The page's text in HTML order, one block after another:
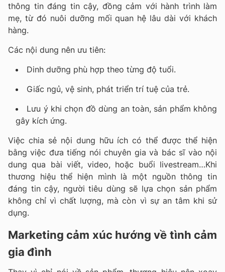
thông tin đáng tin cậy, đồng cảm với hành trình làm
mẹ, từ đó nuôi dưỡng mối quan hệ lâu dài với khách
hàng.
Các nội dung nên ưu tiên:
Dinh dưỡng phù hợp theo từng độ tuổi.
Giấc ngủ, vệ sinh, phát triển trí tuệ của trẻ.
Lưu ý khi chọn đồ dùng an toàn, sản phẩm không
gây kích ứng.
Việc chia sẻ nội dung hữu ích có thể được thể hiện
bằng việc đưa tiếng nói chuyên gia và bác sĩ vào nội
dung qua bài viết, video, hoặc buổi livestream…Khi
thương hiệu thể hiện mình là một nguồn thông tin
đáng tin cậy, người tiêu dùng sẽ lựa chọn sản phẩm
không chỉ vì chất lượng, mà còn vì sự an tâm khi sử
dụng.
Marketing cảm xúc hướng về tình cảm
gia đình